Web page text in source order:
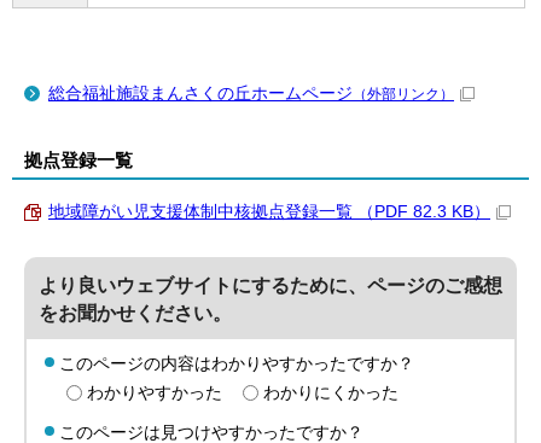
総合福祉施設まんさくの丘ホームページ （外部リンク）
拠点登録一覧
地域障がい児支援体制中核拠点登録一覧 （PDF 82.3 KB）
より良いウェブサイトにするために、ページのご感想
をお聞かせください。
このページの内容はわかりやすかったですか？
わかりやすかった
わかりにくかった
このページは見つけやすかったですか？